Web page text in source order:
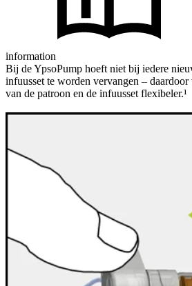
information
Bij de YpsoPump hoeft niet bij iedere
infuusset te worden vervangen –
van de patroon en de infuusset flexibeler.¹